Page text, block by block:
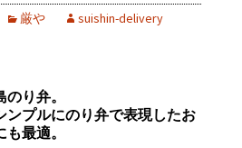
厳や suishin-delivery
り弁。
ンプルにのり弁で表現したお
最適。